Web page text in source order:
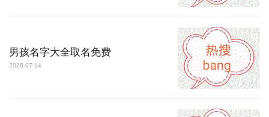
男孩名字大全取名免费
2026-07-14